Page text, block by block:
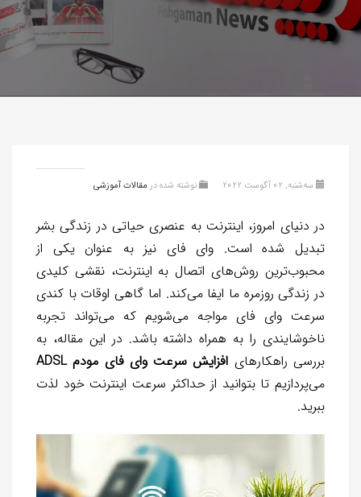
سه‌شنبه, 02 آگوست 2022 نوشته شده در مقالات آموزشی
در دنیای امروز، اینترنت به عنصری حیاتی در زندگی بشر
تبدیل شده است. وای فای نیز به عنوان یکی از
محبوب‌ترین روش‌های اتصال به اینترنت، نقشی کلیدی
در زندگی روزمره ما ایفا می‌کند. اما گاهی اوقات با کندی
سرعت وای فای مواجه می‌شویم که می‌تواند تجربه
ناخوشایندی را به همراه داشته باشد. در این مقاله، به
بررسی راهکارهای افزایش سرعت وای فای مودم ADSL
می‌پردازیم تا بتوانید از حداکثر سرعت اینترنت خود لذت
ببرید.